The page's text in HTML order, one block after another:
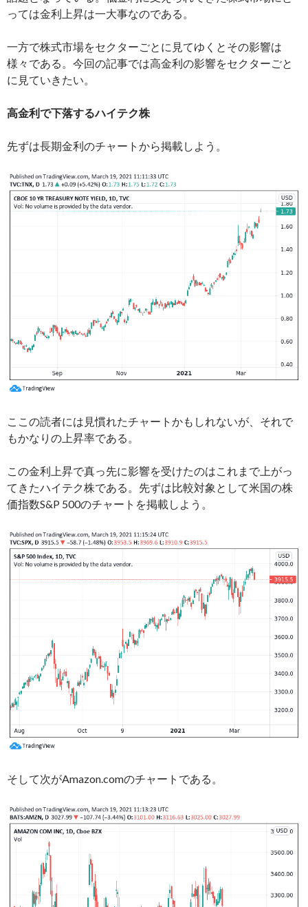
っては金利上昇は一大事なのである。
一方で株式市場をセクターごとに見てゆくとその影響は
様々である。今回の記事では高金利の影響をセクターごと
に見ていきたい。
高金利で下落するハイテク株
先ずは長期金利のチャートから掲載しよう。
ここの読者には見慣れたチャートかもしれないが、それで
もかなりの上昇率である。
この金利上昇で真っ先に影響を受けたのはこれまで上がっ
てきたハイテク株である。先ずは比較対象として米国の株
価指数S&P 500のチャートを掲載しよう。
そして次がAmazon.comのチャートである。